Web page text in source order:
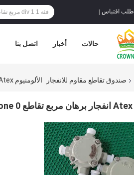
طلب اقتباس
اتصل بنا أخبار حالات
صندوق تقاطع مقاوم للانفجار الألومنيوم Atex انفجار برهان مربع تقاطع Exd Zone 0 منطقة 20 الغبار الكهربائية